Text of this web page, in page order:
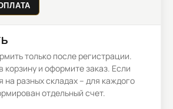
только после регистрации.
корзину и оформите заказ. Если
на разных складах – для каждого
отдельный счет.